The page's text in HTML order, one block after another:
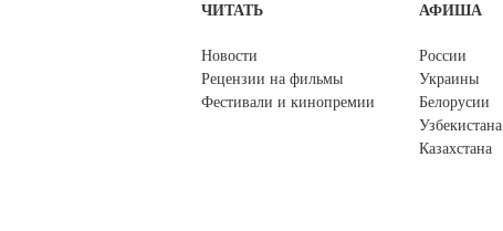
ЧИТАТЬ
Новости
Рецензии на фильмы
Фестивали и кинопремии
АФИША
России
Украины
Белорусии
Узбекистана
Казахстана